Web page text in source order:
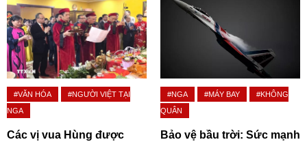
#VĂN HÓA
#NGƯỜI VIỆT TẠI
NGA
Các vị vua Hùng được
#NGA #MÁY BAY
#KHÔNG
QUÂN
Bảo vệ bầu trời: Sức mạnh